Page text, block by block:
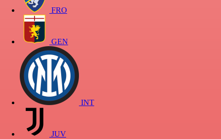
FRO
GEN
INT
JUV